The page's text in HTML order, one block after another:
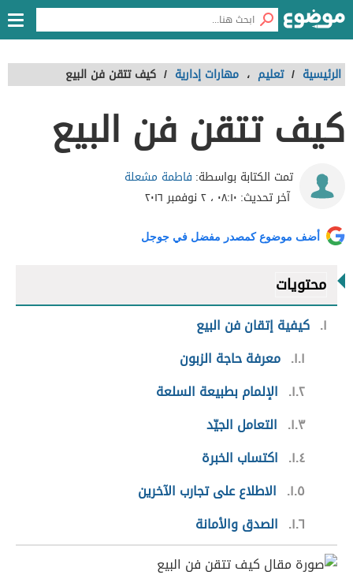
الرئيسية / تعليم ، مهارات إدارية / كيف تتقن فن البيع
كيف تتقن فن البيع
تمت الكتابة بواسطة: فاطمة مشعلة
آخر تحديث: ٠٨:١٠ ، ٢ نوفمبر ٢٠١٦
أضف موضوع كمصدر مفضل في جوجل
محتويات
١ كيفية إتقان فن البيع
١.١ معرفة حاجة الزبون
١.٢
الإلمام بطبيعة السلعة
١.٣
التعامل الجيّد
١.٤
اكتساب الخبرة
١.٥
الاطلاع على تجارب الآخرين
١.٦
الصدق والأمانة